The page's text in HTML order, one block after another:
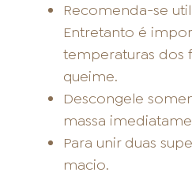
Recomenda-se
Entretanto é
temperaturas dos
queime.
Descongele
massa
Para unir duas
macio.